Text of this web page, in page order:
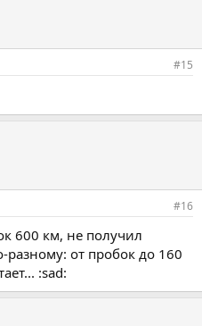
#15
#16
600 км, не получил
от пробок до 160
:sad: